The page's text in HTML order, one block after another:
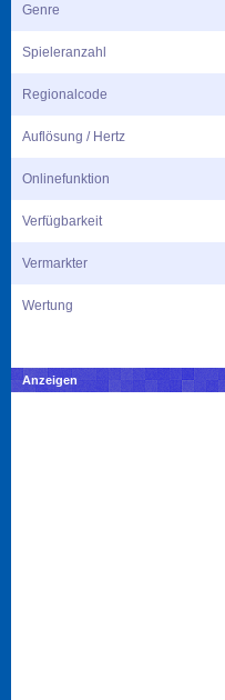
Genre
Spieleranzahl
Regionalcode
Auflösung / Hertz
Onlinefunktion
Verfügbarkeit
Vermarkter
Wertung
Anzeigen